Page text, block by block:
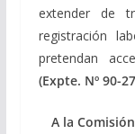
extender de
registración
pretendan
(Expte. Nº 90-
A la